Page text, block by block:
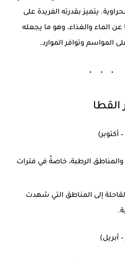
يتميز بقدرته الفريدة على
الماء والغذاء، وهو ما يجعله
المواسم وتوافر الموارد.
أكتوبر)
والمناطق الرطبة، خاصةً في فترات
إلى المناطق التي شهدت
أبريل)